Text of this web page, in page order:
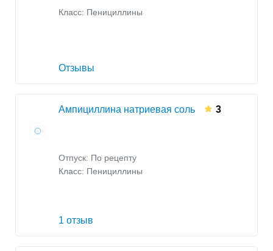
Класс: Пенициллины
Отзывы
Ампициллина натриевая соль 3
Отпуск: По рецепту
Класс: Пенициллины
1 отзыв